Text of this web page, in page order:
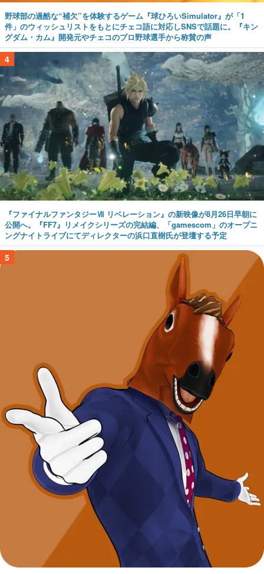
野球部の過酷な“補欠”を体験するゲーム『球ひろいSimulator』が「1
件」のウィッシュリストをもとにチェコ語に対応しSNSで話題に。『キン
グダム・カム』開発元やチェコのプロ野球選手から称賛の声
4
『ファイナルファンタジーⅦ リベレーション』の新映像が8月26日早朝に
公開へ。『FF7』リメイクシリーズの完結編、「gamescom」のオープニ
ングナイトライブにてディレクターの浜口直樹氏が登壇する予定
5